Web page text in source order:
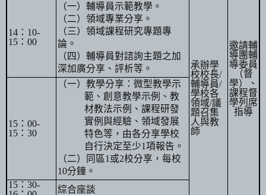
邀請輔
導團輔
導委員
（督
學）、
課程督
學列席
指導
14： 10-
15： 00
（一）輔導員示範教學。
（二）領域專業分享。
（三）領域課程研究專題專
論。
（四）輔導員對諮詢主題之加
深加廣分享、評析等。
承辦學
校校長/
輔導員/
學校各
領域/議
題召集
人與教
師
15： 00-
15： 30
（一）教學分享：微型教學示
範、創意教學示例、教
材教法示例、課程研發
實例與經驗、領域發展
特色等，由各分享學校
自行決定至少1項報告。
（二）同區1 或2校分享，每校
10分鐘。
15： 30-
綜合座談